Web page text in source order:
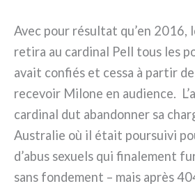
Avec pour résul­tat qu’en 2016,
reti­ra au car­di­nal Pell tous les
avait con­fiés et ces­sa à par­tir
rece­voir Milone en audien­ce.
car­di­nal dut aban­don­ner sa
Australie où il était pour­sui­vi
d’abus sexuels qui fina­le­ment
sans fon­de­ment – mais après